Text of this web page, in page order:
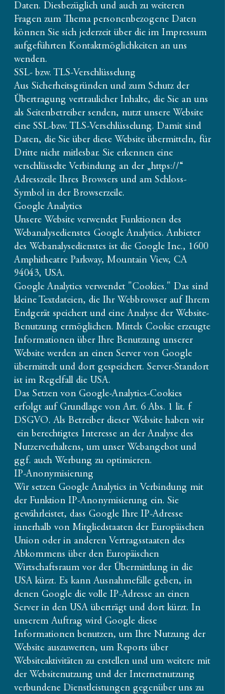
Daten. Diesbezüglich und auch zu weiteren
Fragen zum Thema personenbezogene Daten
können Sie sich jederzeit über die im Impressum
aufgeführten Kontaktmöglichkeiten an uns
wenden.
SSL- bzw. TLS-Verschlüsselung
Aus Sicherheitsgründen und zum Schutz der
Übertragung vertraulicher Inhalte, die Sie an uns
als Seitenbetreiber senden, nutzt unsere Website
eine SSL-bzw. TLS-Verschlüsselung. Damit sind
Daten, die Sie über diese Website übermitteln, für
Dritte nicht mitlesbar. Sie erkennen eine
verschlüsselte Verbindung an der „https://“
Adresszeile Ihres Browsers und am Schloss-
Symbol in der Browserzeile.
Google Analytics
Unsere Website verwendet Funktionen des
Webanalysedienstes Google Analytics. Anbieter
des Webanalysedienstes ist die Google Inc., 1600
Amphitheatre Parkway, Mountain View, CA
94043, USA.
Google Analytics verwendet "Cookies." Das sind
kleine Textdateien, die Ihr Webbrowser auf Ihrem
Endgerät speichert und eine Analyse der Website-
Benutzung ermöglichen. Mittels Cookie erzeugte
Informationen über Ihre Benutzung unserer
Website werden an einen Server von Google
übermittelt und dort gespeichert. Server-Standort
ist im Regelfall die USA.
Das Setzen von Google-Analytics-Cookies
erfolgt auf Grundlage von Art. 6 Abs. 1 lit. f
DSGVO. Als Betreiber dieser Website haben wir
ein berechtigtes Interesse an der Analyse des
Nutzerverhaltens, um unser Webangebot und
ggf. auch Werbung zu optimieren.
IP-Anonymisierung
Wir setzen Google Analytics in Verbindung mit
der Funktion IP-Anonymisierung ein. Sie
gewährleistet, dass Google Ihre IP-Adresse
innerhalb von Mitgliedstaaten der Europäischen
Union oder in anderen Vertragsstaaten des
Abkommens über den Europäischen
Wirtschaftsraum vor der Übermittlung in die
USA kürzt. Es kann Ausnahmefälle geben, in
denen Google die volle IP-Adresse an einen
Server in den USA überträgt und dort kürzt. In
unserem Auftrag wird Google diese
Informationen benutzen, um Ihre Nutzung der
Website auszuwerten, um Reports über
Websiteaktivitäten zu erstellen und um weitere mit
der Websitenutzung und der Internetnutzung
verbundene Dienstleistungen gegenüber uns zu